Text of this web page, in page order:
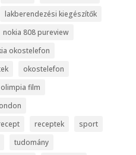
lakberendezési kiegészítők
nokia 808 pureview
okostelefon
okostelefon
olimpia film
receptek
sport
tudomány